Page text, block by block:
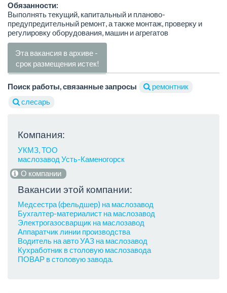
Обязанности:
Выполнять текущий, капитальный и планово-
предупредительный ремонт, а также монтаж, проверку и
регулировку оборудования, машин и агрегатов
Эта вакансия в архиве -
срок размещения истек!
Поиск работы, связанные запросы
ремонтник
слесарь
Компания:
УКМЗ, ТОО
маслозавод Усть-Каменогорск
О компании
Вакансии этой компании:
Медсестра (фельдшер) на маслозавод
Бухгалтер-материалист на маслозавод
Электрогазосварщик на маслозавод
Аппаратчик линии производства
Водитель на авто УАЗ на маслозавод
Кухработник в столовую маслозавода
ПОВАР в столовую завода.